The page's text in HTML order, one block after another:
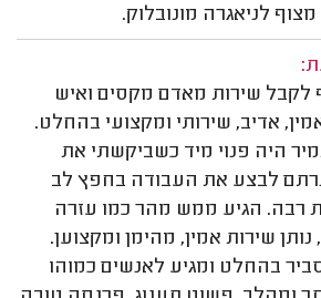
לניאגרה מונובלוק.
לקבל שירות מאדם מקסים ואיש
אדיב, שירותי ומקצועי בהחלט.
היה פנוי מיד כשביקשתי את
לבצע את העבודה בחפץ לב
רבה. הגיע ממש מהר כמו עזרה
שירות אמין, מהימן ומקצוען.
בהחלט ומגיע לאנשים כמוהו